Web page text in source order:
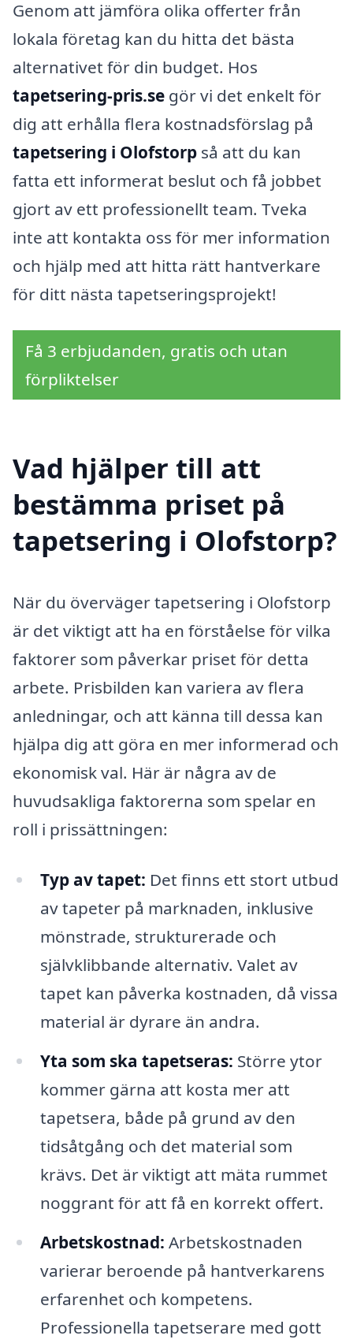
Genom att jämföra olika offerter från
lokala företag kan du hitta det bästa
alternativet för din budget. Hos
tapetsering-pris.se gör vi det enkelt för
dig att erhålla flera kostnadsförslag på
tapetsering i Olofstorp så att du kan
fatta ett informerat beslut och få jobbet
gjort av ett professionellt team. Tveka
inte att kontakta oss för mer information
och hjälp med att hitta rätt hantverkare
för ditt nästa tapetseringsprojekt!
Få 3 erbjudanden, gratis och utan
förpliktelser
Vad hjälper till att
bestämma priset på
tapetsering i Olofstorp?
När du överväger tapetsering i Olofstorp
är det viktigt att ha en förståelse för vilka
faktorer som påverkar priset för detta
arbete. Prisbilden kan variera av flera
anledningar, och att känna till dessa kan
hjälpa dig att göra en mer informerad och
ekonomisk val. Här är några av de
huvudsakliga faktorerna som spelar en
roll i prissättningen:
Typ av tapet: Det finns ett stort utbud
av tapeter på marknaden, inklusive
mönstrade, strukturerade och
självklibbande alternativ. Valet av
tapet kan påverka kostnaden, då vissa
material är dyrare än andra.
Yta som ska tapetseras: Större ytor
kommer gärna att kosta mer att
tapetsera, både på grund av den
tidsåtgång och det material som
krävs. Det är viktigt att mäta rummet
noggrant för att få en korrekt offert.
Arbetskostnad: Arbetskostnaden
varierar beroende på hantverkarens
erfarenhet och kompetens.
Professionella tapetserare med gott